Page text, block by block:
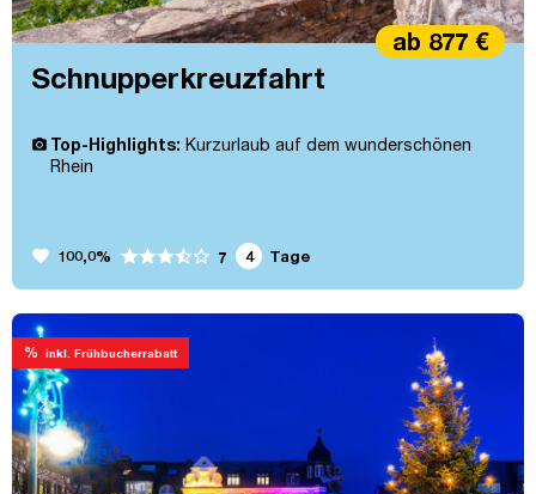
Schnupperkreuzfahrt
Top-Highlights: Kurzurlaub auf dem wunderschönen
Rhein
ab 877 €
favorite 100,0% 7 4 Tage
% inkl. Frühbucherrabatt